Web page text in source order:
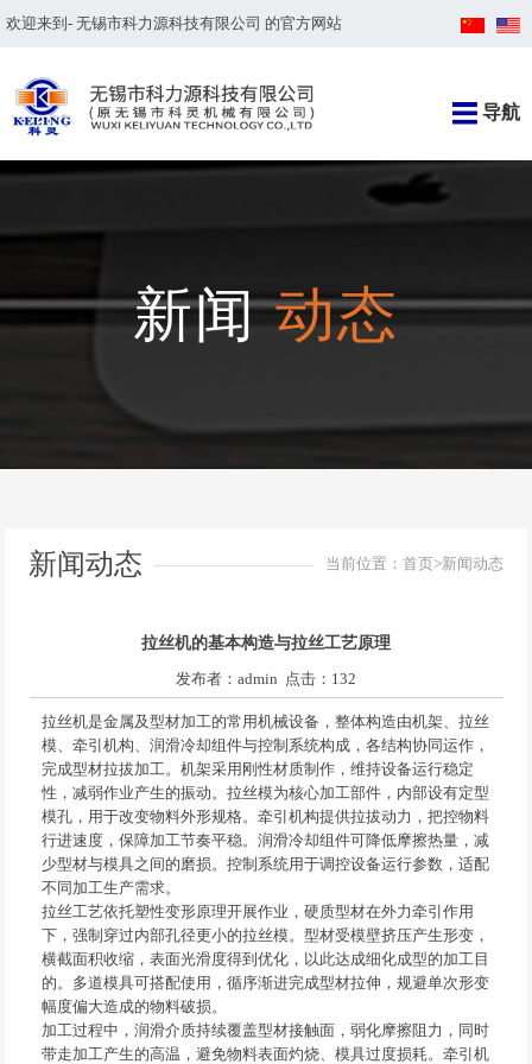
欢迎来到- 无锡市科力源科技有限公司 的官方网站
导航
新闻动态
新闻动态 当前位置： 首页>新闻动态
拉丝机的基本构造与拉丝工艺原理
发布者：admin 点击：132
拉丝机是金属及型材加工的常用机械设备，整体构造由机架、拉丝
模、牵引机构、润滑冷却组件与控制系统构成，各结构协同运作，
完成型材拉拔加工。机架采用刚性材质制作，维持设备运行稳定
性，减弱作业产生的振动。拉丝模为核心加工部件，内部设有定型
模孔，用于改变物料外形规格。牵引机构提供拉拔动力，把控物料
行进速度，保障加工节奏平稳。润滑冷却组件可降低摩擦热量，减
少型材与模具之间的磨损。控制系统用于调控设备运行参数，适配
不同加工生产需求。
拉丝工艺依托塑性变形原理开展作业，硬质型材在外力牵引作用
下，强制穿过内部孔径更小的拉丝模。型材受模壁挤压产生形变，
横截面积收缩，表面光滑度得到优化，以此达成细化成型的加工目
的。多道模具可搭配使用，循序渐进完成型材拉伸，规避单次形变
幅度偏大造成的物料破损。
加工过程中，润滑介质持续覆盖型材接触面，弱化摩擦阻力，同时
带走加工产生的高温，避免物料表面灼烧、模具过度损耗。牵引机